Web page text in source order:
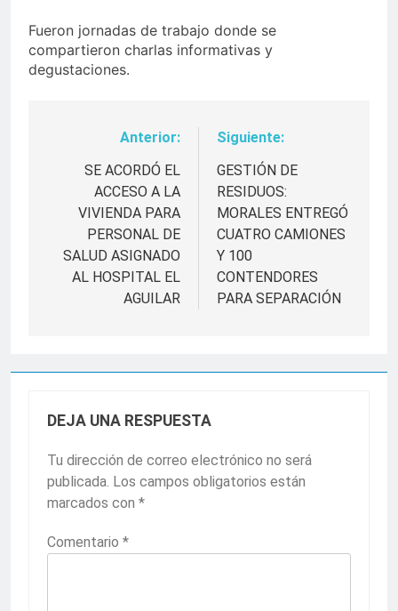
Fueron jornadas de trabajo donde se
compartieron charlas informativas y
degustaciones.
Navegación
entradas
Anterior:
SE ACORDÓ EL
ACCESO A LA
VIVIENDA PARA
PERSONAL DE
SALUD ASIGNADO
AL HOSPITAL EL
AGUILAR
Siguiente:
GESTIÓN DE
RESIDUOS:
MORALES ENTREGÓ
CUATRO CAMIONES
Y 100
CONTENDORES
PARA SEPARACIÓN
DEJA UNA RESPUESTA
Tu dirección de correo electrónico no será
publicada. Los campos obligatorios están
marcados con *
Comentario *